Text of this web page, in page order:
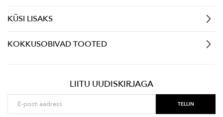
KÜSI LISAKS
KOKKUSOBIVAD TOOTED
LIITU UUDISKIRJAGA